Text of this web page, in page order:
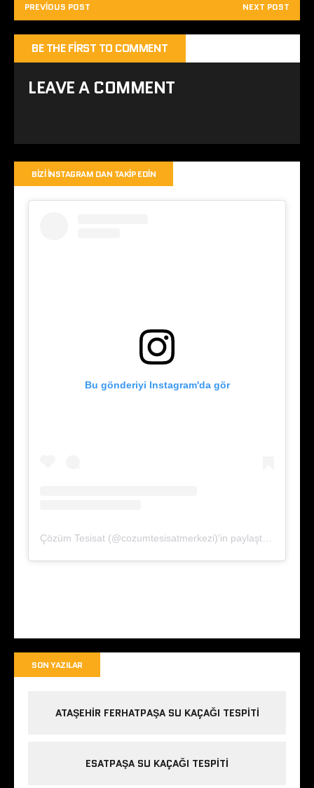
PREVIOUS POST NEXT POST
BE THE FIRST TO COMMENT
LEAVE A COMMENT
BIZI İNSTAGRAM DAN TAKIP EDIN
Bu gönderiyi Instagram'da gör
Çözüm Tesisat (@cozumtesisatmerkezi)'in paylaştığı bir gönderi
SON YAZILAR
ATAŞEHIR FERHATPAŞA SU KAÇAĞI TESPITI
ESATPAŞA SU KAÇAĞI TESPITI